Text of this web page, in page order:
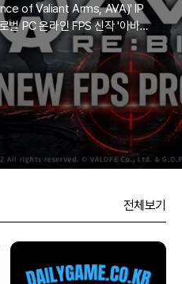
of Valiant Arms, AVA)' IP
벌 PC 온라인 FPS 신작 '아바
출시할 계획이라 6일 밝혔다.
FPS로, 전 세계 누적 이용자
다. 현재도 한국과 일본, 유럽,
한 이용자층을 확보하고 있다.
300만 명, 누적 매출 1000억 원
문화 형성에 기여한 대표 FPS로
전체보기